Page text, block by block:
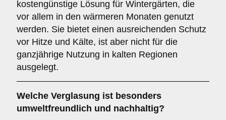
kostengünstige Lösung für Wintergärten, die
vor allem in den wärmeren Monaten genutzt
werden. Sie bietet einen ausreichenden Schutz
vor Hitze und Kälte, ist aber nicht für die
ganzjährige Nutzung in kalten Regionen
ausgelegt.
Welche Verglasung ist besonders
umweltfreundlich und nachhaltig?